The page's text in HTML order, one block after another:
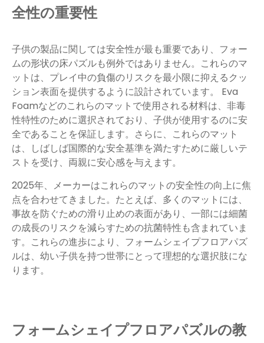
全性の重要性
子供の製品に関しては安全性が最も重要であり、フォー
ムの形状の床パズルも例外ではありません。これらのマ
ットは、プレイ中の負傷のリスクを最小限に抑えるクッ
ション表面を提供するように設計されています。 Eva
Foamなどのこれらのマットで使用される材料は、非毒
性特性のために選択されており、子供が使用するのに安
全であることを保証します。さらに、これらのマット
は、しばしば国際的な安全基準を満たすために厳しいテ
ストを受け、両親に安心感を与えます。
2025年、メーカーはこれらのマットの安全性の向上に焦
点を合わせてきました。たとえば、多くのマットには、
事故を防ぐための滑り止めの表面があり、一部には細菌
の成長のリスクを減らすための抗菌特性も含まれていま
す。これらの進歩により、フォームシェイプフロアパズ
ルは、幼い子供を持つ世帯にとって理想的な選択肢にな
ります。
フォームシェイプフロアパズルの教